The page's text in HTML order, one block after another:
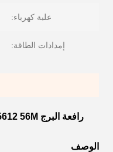
علبة كهرباء:
إمدادات الطاقة:
رافعة البرج TC5612 56M ذراع 6t الوزن معدات البناء
الوصف